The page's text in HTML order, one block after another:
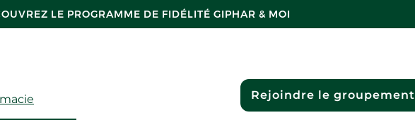
LE PROGRAMME DE FIDÉLITÉ GIPHAR & MOI
Rejoindre le groupement